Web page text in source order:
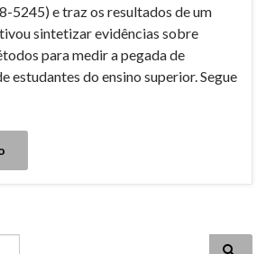
5245) e traz os resultados de um
sintetizar evidências sobre
para medir a pegada de
estudantes do ensino superior. Segue